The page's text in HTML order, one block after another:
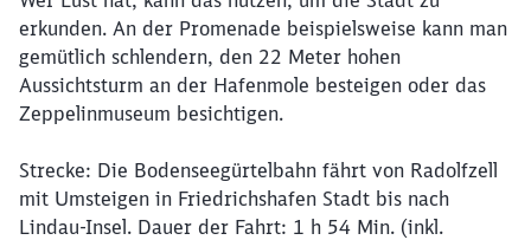
erkunden. An der Promenade beispielsweise kann man
gemütlich schlendern, den 22 Meter hohen
Aussichtsturm an der Hafenmole besteigen oder das
Zeppelinmuseum besichtigen.
Strecke: Die Bodenseegürtelbahn fährt von Radolfzell
mit Umsteigen in Friedrichshafen Stadt bis nach
Lindau-Insel. Dauer der Fahrt: 1 h 54 Min. (inkl.